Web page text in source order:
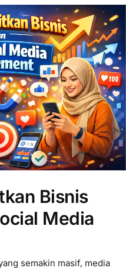
Bisnis
Media
semakin masif, media